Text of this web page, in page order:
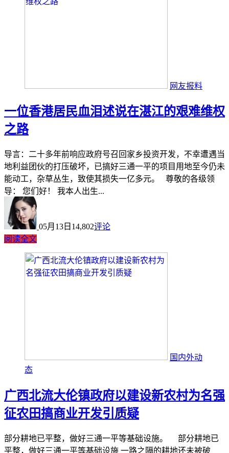
网友报料
一位香港居民血泪述说在湛江的艰难维权
之路
导言：二十多年前响应政府号召回家乡投资开发，不幸遭遇当
地利益团伙的打压破坏，已搞好三通一平的项目用地至今仍未
能动工，杂草丛生，致使其损失一亿多元。 尊敬的各级领
导： 您们好！ 我本人出生...
05月13日 14,802评论
阅读全文
国内外动
态
广西北流大伦镇政府以建设新农村为名强
征农田搞商业开发引质疑
部分耕地已平整，做好三通一平等基础设施。 部分耕地已
平整，做好三通一平等基础设施 一路之隔的耕地还未被破